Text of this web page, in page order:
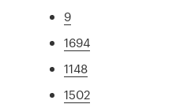
9
1694
1148
1502